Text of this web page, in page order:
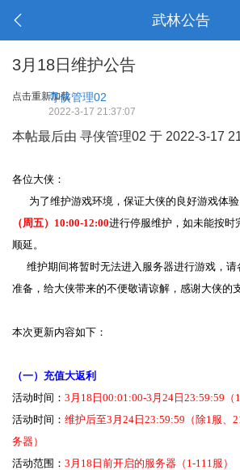
武林公告
3月18日维护公告
点击重新加载寻侠管理02
2022-3-17 21:37:07
本帖最后由 寻侠管理02 于 2022-3-17
各位大侠：
为了维护游戏环境，保证大侠的良好游戏体验
（周五）10:00-12:00进行停服维护，如未能按时
顺延。
维护期间将暂时无法进入服务器进行游戏，请
准备，给大侠带来的不便敬请谅解，感谢大侠的
本次更新内容如下：
（一）充值大返利
活动时间： 3月18日00:01:00-3月24日23:59:59（1
活动时间： 维护后至3月24日23:59:59（除1服、
务器）
活动范围： 3月18日前开启的服务器（1-111服）